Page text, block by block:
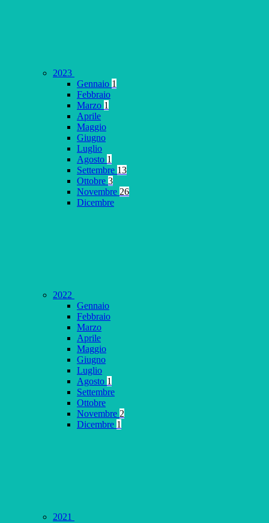
2023
Gennaio 1
Febbraio
Marzo 1
Aprile
Maggio
Giugno
Luglio
Agosto 1
Settembre 13
Ottobre 3
Novembre 26
Dicembre
2022
Gennaio
Febbraio
Marzo
Aprile
Maggio
Giugno
Luglio
Agosto 1
Settembre
Ottobre
Novembre 2
Dicembre 1
2021